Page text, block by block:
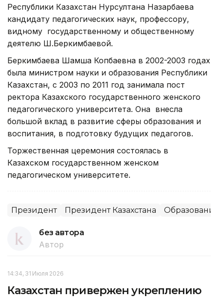
Республики Казахстан Нурсултана Назарбаева
кандидату педагогических наук, профессору,
видному государственному и общественному
деятелю Ш.Беркимбаевой.
Беркимбаева Шамша Копбаевна в 2002-2003 годах
была министром науки и образования Республики
Казахстан, с 2003 по 2011 год занимала пост
ректора Казахского государственного женского
педагогического университета. Она внесла
большой вклад в развитие сферы образования и
воспитания, в подготовку будущих педагогов.
Торжественная церемония состоялась в
Казахском государственном женском
педагогическом университете.
Президент Президент Казахстана
без автора
Автор
14:34, 31 Июля 2026
Казахстан привержен укреплению